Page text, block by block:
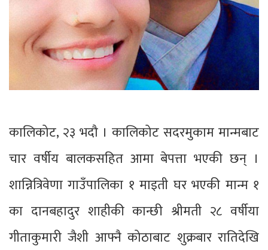
कालिकोट, २३ भदौ । कालिकोट सदरमुकाम मान्मबाट
चार वर्षीय बालकसहित आमा बेपत्ता भएकी छन् ।
शान्नित्रिवेणा गाउँपालिका १ माइती घर भएकी मान्म १
का दानबहादुर शाहीकी कान्छी श्रीमती २८ वर्षीया
गीताकुमारी जैशी आफ्नै कोठाबाट शुक्रबार रातिदेखि